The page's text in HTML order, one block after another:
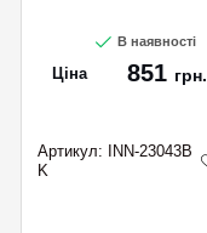
В наявності
Ціна 851 грн.
Артикул: INN-23043B
K